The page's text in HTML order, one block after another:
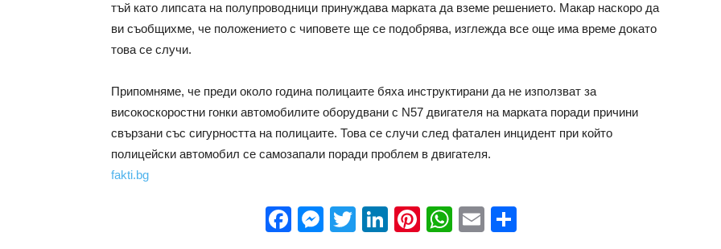
тъй като липсата на полупроводници принуждава марката да вземе решението. Макар наскоро да
ви съобщихме, че положението с чиповете ще се подобрява, изглежда все още има време докато
това се случи.
Припомняме, че преди около година полицаите бяха инструктирани да не използват за
високоскоростни гонки автомобилите оборудвани с N57 двигателя на марката поради причини
свързани със сигурността на полицаите. Това се случи след фатален инцидент при който
полицейски автомобил се самозапали поради проблем в двигателя.
fakti.bg
Facebook
Messenger
Twitter
LinkedIn
Pinterest
WhatsApp
Email